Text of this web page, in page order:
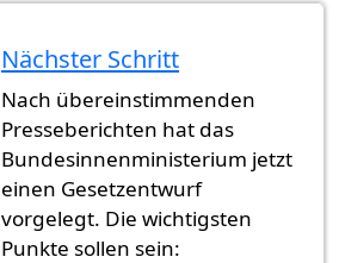
Nächster Schritt
Nach übereinstimmenden
Presseberichten hat das
Bundesinnenministerium jetzt
einen Gesetzentwurf
vorgelegt. Die wichtigsten
Punkte sollen sein: